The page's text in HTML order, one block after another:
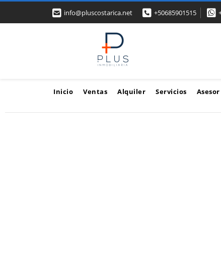
info@pluscostarica.net +50685901515
Inicio Ventas Alquiler Servicios Asesor